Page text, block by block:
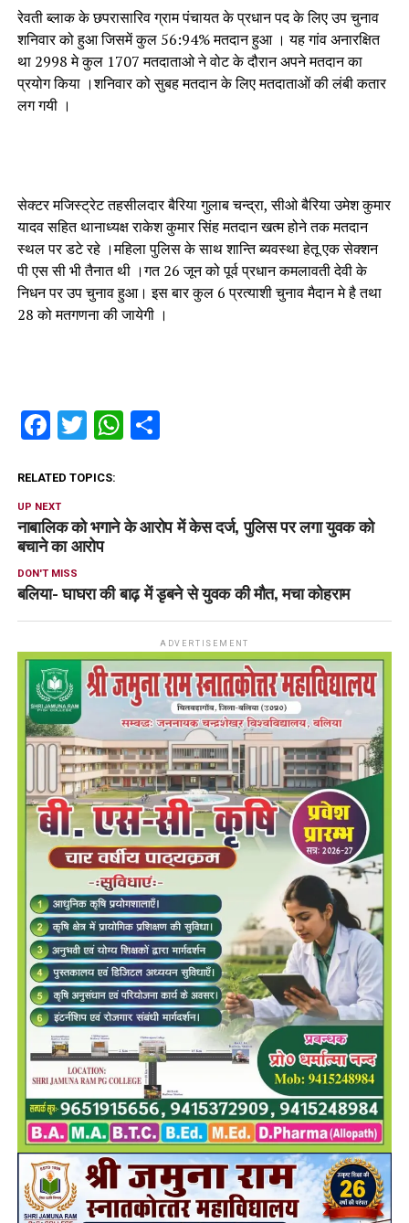
रेवती ब्लाक के छपरासारिव ग्राम पंचायत के प्रधान पद के लिए उप चुनाव
शनिवार को हुआ जिसमें कुल 56:94% मतदान हुआ । यह गांव अनारक्षित
था 2998 मे कुल 1707 मतदाताओ ने वोट के दौरान अपने मतदान का
प्रयोग किया ।शनिवार को सुबह मतदान के लिए मतदाताओं की लंबी कतार
लग गयी ।
सेक्टर मजिस्ट्रेट तहसीलदार बैरिया गुलाब चन्द्रा, सीओ बैरिया उमेश कुमार
यादव सहित थानाध्यक्ष राकेश कुमार सिंह मतदान खत्म होने तक मतदान
स्थल पर डटे रहे ।महिला पुलिस के साथ शान्ति ब्यवस्था हेतू एक सेक्शन
पी एस सी भी तैनात थी ।गत 26 जून को पूर्व प्रधान कमलावती देवी के
निधन पर उप चुनाव हुआ। इस बार कुल 6 प्रत्याशी चुनाव मैदान मे है तथा
28 को मतगणना की जायेगी ।
Facebook
TwitterWhatsApp
Share
RELATED TOPICS:
UP NEXT
नाबालिक को भगाने के आरोप में केस दर्ज, पुलिस पर लगा युवक को
बचाने का आरोप
DON'T MISS
बलिया- घाघरा की बाढ़ में डृबने से युवक की मौत, मचा कोहराम
ADVERTISEMENT